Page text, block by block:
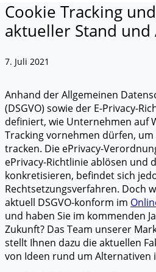
Cookie Tracking
aktueller Stand und
7. Juli 2021
Anhand der Allgemeinen
(DSGVO) sowie der E-Privacy-
definiert, wie Unternehmen auf
Tracking vornehmen dürfen, um
tracken. Die ePrivacy-
ePrivacy-Richtlinie ablösen und
konkretisieren, befindet sich
Rechtsetzungsverfahren. Doch
aktuell DSGVO-konform im
und haben Sie im kommenden
Zukunft? Das Team unserer
stellt Ihnen dazu die aktuellen
von Ideen rund um Alternativen